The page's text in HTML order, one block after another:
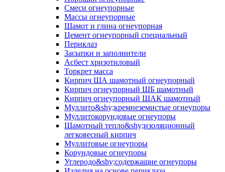
Смеси огнеупорные
Массы огнеупорные
Шамот и глина огнеупорная
Цемент огнеупорный специальный
Периклаз
Засыпки и заполнители
Асбест хризотиловый
Торкрет масса
Кирпич ША шамотный огнеупорный
Кирпич огнеупорный ШБ шамотный
Кирпич огнеупорный ШАК шамотный
Муллито&shy;­кремнеземистые огнеупоры
Муллито­корундовые огнеупоры
Шамотный тепло&shy;изоляционный
легковесный кирпич
Муллитовые огнеупоры
Корундовые огнеупоры
Углеродо&shy;содержащие огнеупоры